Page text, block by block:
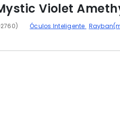
Violet
Óculos Inteligente